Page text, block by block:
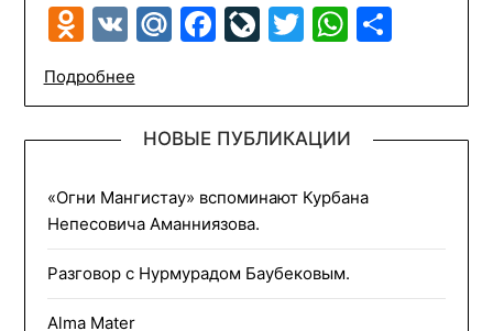
Odnoklassniki
VKMail.Ru
Facebook
LiveJournal
Twitter
Подробнее
НОВЫЕ ПУБЛИКАЦИИ
«Огни Мангистау» вспоминают Курбана
Непесовича Аманниязова.
Разговор с Нурмурадом Баубековым.
Alma Mater